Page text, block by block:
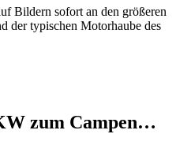
Bildern sofort an den größeren
der typischen Motorhaube des
zum Campen…